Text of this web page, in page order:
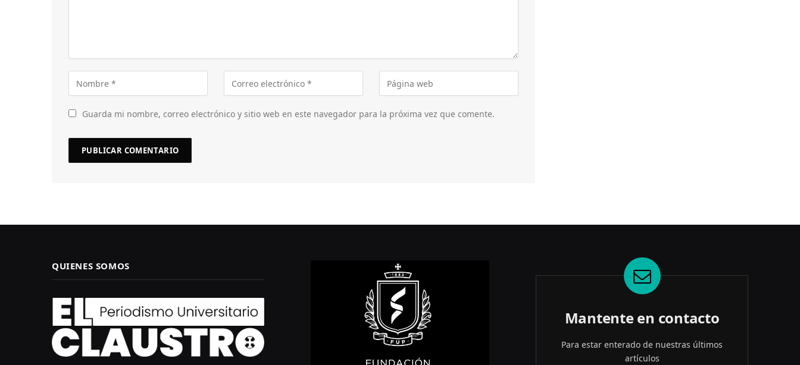
Guarda mi nombre, correo electrónico y sitio web en este navegador para la próxima vez que comente.
QUIENES SOMOS
Mantente en contacto
Para estar enterado de nuestras últimos
artículos